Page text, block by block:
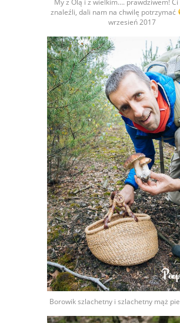
My z Olą i z wielkim…. prawdziwem!
znaleźli, dali nam na chwilę potrzymać
wrzesień 2017
Borowik szlachetny i szlachetny mąż